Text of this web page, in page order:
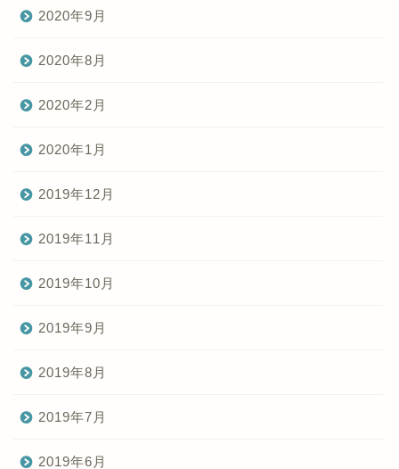
2020年9月
2020年8月
2020年2月
2020年1月
2019年12月
2019年11月
2019年10月
2019年9月
2019年8月
2019年7月
2019年6月